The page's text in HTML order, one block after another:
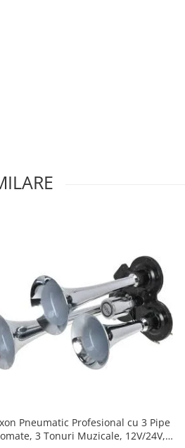
Pneumatic Profesional cu 3 Pipe
3 Tonuri Muzicale, 12V/24V,